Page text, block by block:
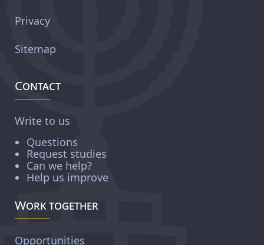
Privacy
Sitemap
Contact
Write to us
Questions
Request studies
Can we help?
Help us improve
Work together
Opportunities